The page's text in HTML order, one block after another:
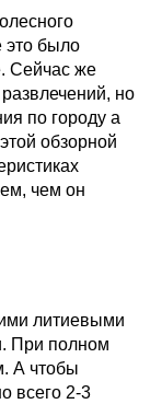
это было
Сейчас же
развлечений, но
по городу а
обзорной
чем он
литиевыми
При полном
А чтобы
всего 2-3